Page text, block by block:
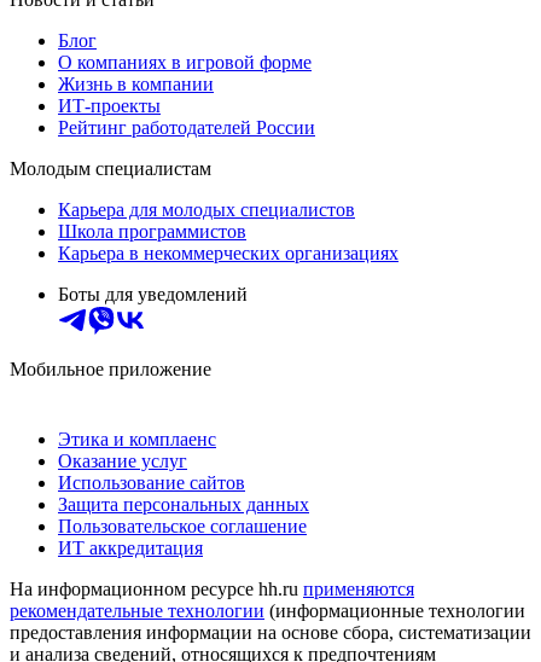
Блог
О компаниях в игровой форме
Жизнь в компании
ИТ-проекты
Рейтинг работодателей России
Молодым специалистам
Карьера для молодых специалистов
Школа программистов
Карьера в некоммерческих организациях
Боты для уведомлений
Мобильное приложение
Этика и комплаенс
Оказание услуг
Использование сайтов
Защита персональных данных
Пользовательское соглашение
ИТ аккредитация
На информационном ресурсе hh.ru применяются
рекомендательные технологии (информационные технологии
предоставления информации на основе сбора, систематизации
и анализа сведений, относящихся к предпочтениям